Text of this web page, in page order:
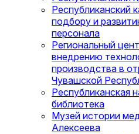
Республиканский
подбору и
персонала
Региональный
внедрению
производства в
Чувашской
Республиканская
библиотека
Музей истории
Алексеева